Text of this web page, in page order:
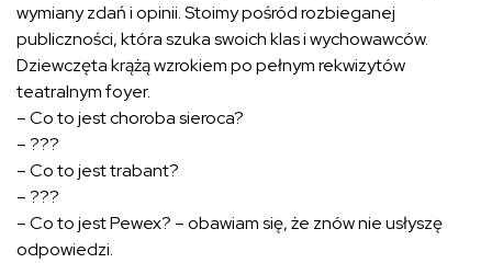
wymiany zdań i opinii. Stoimy pośród rozbieganej
publiczności, która szuka swoich klas i wychowawców.
Dziewczęta krążą wzrokiem po pełnym rekwizytów
teatralnym foyer.
– Co to jest choroba sieroca?
– ???
– Co to jest trabant?
– ???
– Co to jest Pewex? – obawiam się, że znów nie usłyszę
odpowiedzi.